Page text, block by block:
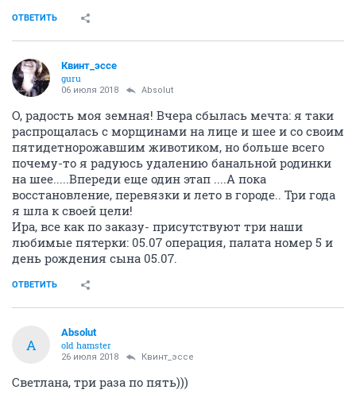
ОТВЕТИТЬ
Квинт_эссе
guru
06 июля 2018 Absolut
О, радость моя земная! Вчера сбылась мечта: я таки
распрощалась с морщинами на лице и шее и со своим
пятидетнорожавшим животиком, но больше всего
почему-то я радуюсь удалению банальной родинки
на шее.....Впереди еще один этап ....А пока
восстановление, перевязки и лето в городе.. Три года
я шла к своей цели!
Ира, все как по заказу- присутствуют три наши
любимые пятерки: 05.07 операция, палата номер 5 и
день рождения сына 05.07.
ОТВЕТИТЬ
A
Absolut
old hamster
26 июля 2018 Квинт_эссе
Светлана, три раза по пять)))